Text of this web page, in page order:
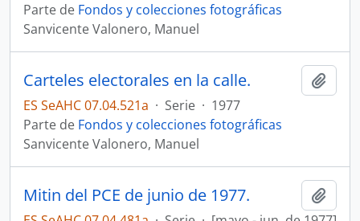
Parte de Fondos y colecciones fotográficas
Sanvicente Valonero, Manuel
Carteles electorales en la calle.
ES SeAHC 07.04.521a · Serie · 1977
Parte de Fondos y colecciones fotográficas
Sanvicente Valonero, Manuel
Mitin del PCE de junio de 1977.